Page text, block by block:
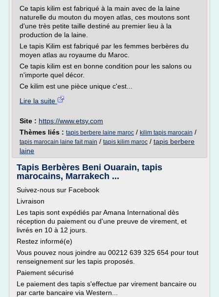
Ce tapis kilim est fabriqué à la main avec de la laine
naturelle du mouton du moyen atlas, ces moutons sont
d'une très petite taille destiné au premier lieu à la
production de la laine.
Le tapis Kilim est fabriqué par les femmes berbères du
moyen atlas au royaume du Maroc.
Ce tapis kilim est en bonne condition pour les salons ou
n'importe quel décor.
Ce kilim est une pièce unique c'est...
Lire la suite
Site : https://www.etsy.com
Thèmes liés : tapis berbere laine maroc / kilim tapis marocain /
tapis marocain laine fait main / tapis kilim maroc / tapis berbere
laine
Tapis Berbères Beni Ouarain, tapis
marocains, Marrakech ...
Suivez-nous sur Facebook
Livraison
Les tapis sont expédiés par Amana International dès
réception du paiement ou d'une preuve de virement, et
livrés en 10 à 12 jours.
Restez informé(e)
Vous pouvez nous joindre au 00212 639 325 654 pour tout
renseignement sur les tapis proposés.
Paiement sécurisé
Le paiement des tapis s'effectue par virement bancaire ou
par carte bancaire via Western...